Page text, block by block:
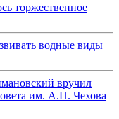
торжественное
водные виды
вручил
им. А.П. Чехова